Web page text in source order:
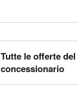
Tutte le offerte del
concessionario